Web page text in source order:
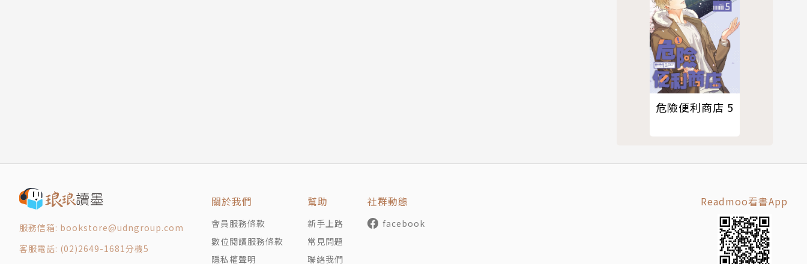
危險便利商店 5
服務信箱: bookstore@udngroup.com
客服電話: (02)2649-1681分機5
關於我們
會員服務條款
數位閱讀服務條款
隱私權聲明
幫助
新手上路
常見問題
聯絡我們
社群動態
facebook
Readmoo看書App